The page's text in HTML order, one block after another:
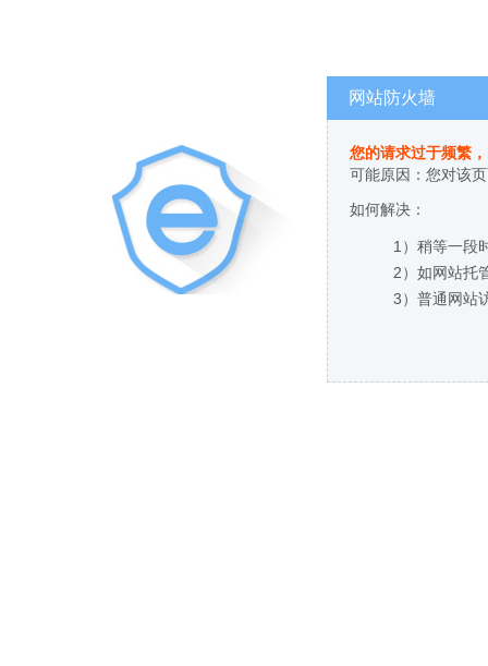
网站防火墙
您的请求过于频繁
可能原因：您对该
如何解决：
1）稍等一段
2）如网站托
3）普通网站